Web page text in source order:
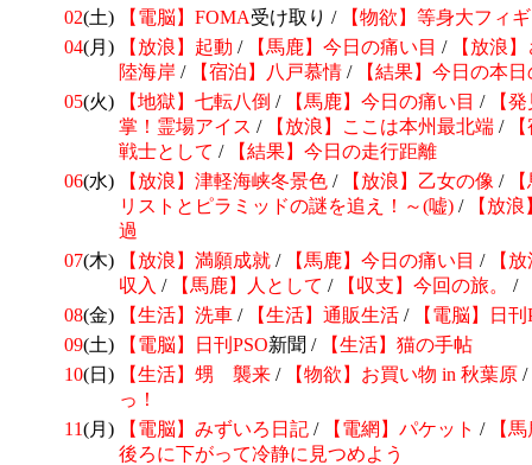
02(土) 【電脳】 FOMA受け取り /
【物欲】等身大フィ
04(月) 【放浪】起動 / 【馬鹿】今日の痛い目 /
【放浪
陸海岸 / 【宿泊】八戸慕情 /
【結果】今日の本
05(火) 【地獄】七転八倒 / 【馬鹿】今日の痛い目 /
【
掌！霊場アイス / 【放浪】ここは本州最北端 /
戦士として /
【結果】今日の走行距離
06(水) 【放浪】津軽海峡冬景色 / 【放浪】乙女の像 /
リストとピラミッドの謎を追え！～(嘘) /
【放
過
07(木) 【放浪】満願成就 / 【馬鹿】今日の痛い目 /
【
収入 / 【馬鹿】人として / 【収支】今回の旅。 /
08(金) 【生活】洗車 / 【生活】通販生活 / 【電脳】日刊
09(土) 【電脳】日刊 PSO新聞 /
【生活】猫の手帖
10(日) 【生活】甥 襲来 / 【物欲】お買い物 in 秋葉原 /
っ！
11(月) 【電脳】みずいろ日記 / 【電網】パケット /
【
後ろに下がって冷静に見つめよう